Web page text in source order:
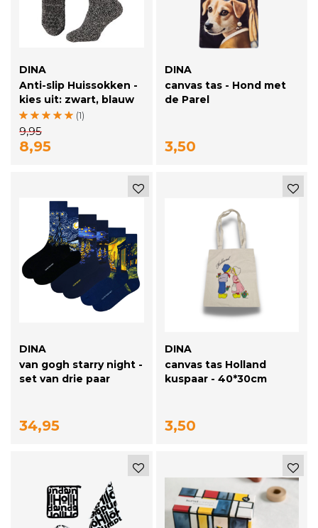
DINA
Anti-slip Huissokken -
kies uit: zwart, blauw
of beige
(1)
9,95
8,95
DINA
canvas tas - Hond met
de Parel
3,50
DINA
van gogh starry night -
set van drie paar
34,95
DINA
canvas tas Holland
kuspaar - 40*30cm
3,50